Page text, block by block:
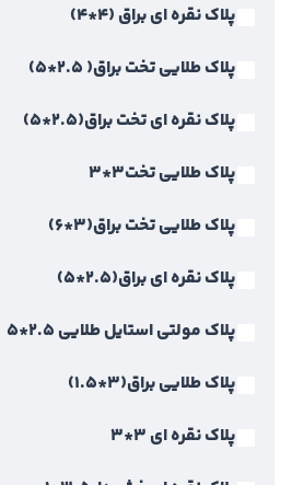
پلاک نقره ای براق (4*4)
پلاک طلایی تخت براق( 2.5*5)
پلاک نقره ای تخت براق(2.5*5)
پلاک طلایی تخت3*3
پلاک طلایی تخت براق(3*6)
پلاک نقره ای براق(2.5*5)
پلاک مولتی استایل طلایی 2.5*5
پلاک طلایی براق(3*1.5)
پلاک نقره ای 3*3